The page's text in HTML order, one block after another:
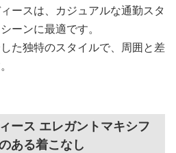
ースは、カジュアルな通勤スタ
ーンに最適です。
た独特のスタイルで、周囲と差
ース エレガントマキシフ
ある着こなし